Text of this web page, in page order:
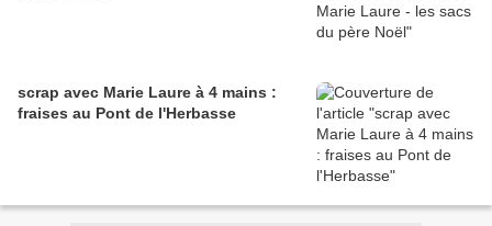
scrap avec Marie Laure à 4 mains :
fraises au Pont de l'Herbasse